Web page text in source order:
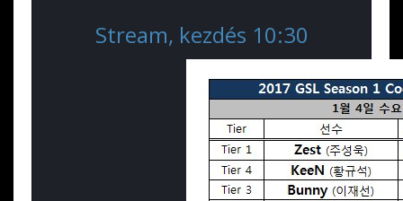
Stream, kezdés 10:30